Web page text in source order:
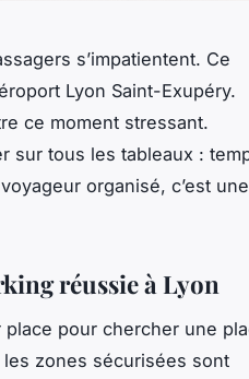
s’impatientent. Ce
Lyon Saint-Exupéry.
ce moment stressant.
sur tous les tableaux :
organisé, c’est une
réussie à Lyon
place pour chercher une
zones sécurisées sont